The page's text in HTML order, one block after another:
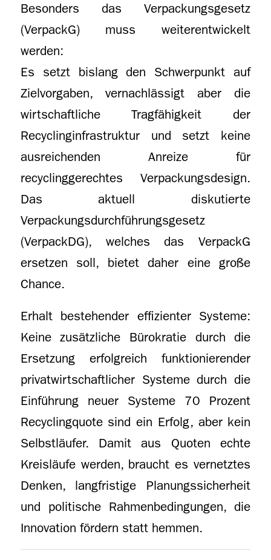
Besonders das Verpackungsgesetz
(VerpackG) muss weiterentwickelt
werden:
Es setzt bislang den Schwerpunkt auf
Zielvorgaben, vernachlässigt aber die
wirtschaftliche Tragfähigkeit der
Recyclinginfrastruktur und setzt keine
ausreichenden Anreize für
recyclinggerechtes Verpackungsdesign.
Das aktuell diskutierte
Verpackungsdurchführungsgesetz
(VerpackDG), welches das VerpackG
ersetzen soll, bietet daher eine große
Chance.
Erhalt bestehender effizienter Systeme:
Keine zusätzliche Bürokratie durch die
Ersetzung erfolgreich funktionierender
privatwirtschaftlicher Systeme durch die
Einführung neuer Systeme 70 Prozent
Recyclingquote sind ein Erfolg, aber kein
Selbstläufer. Damit aus Quoten echte
Kreisläufe werden, braucht es vernetztes
Denken, langfristige Planungssicherheit
und politische Rahmenbedingungen, die
Innovation fördern statt hemmen.